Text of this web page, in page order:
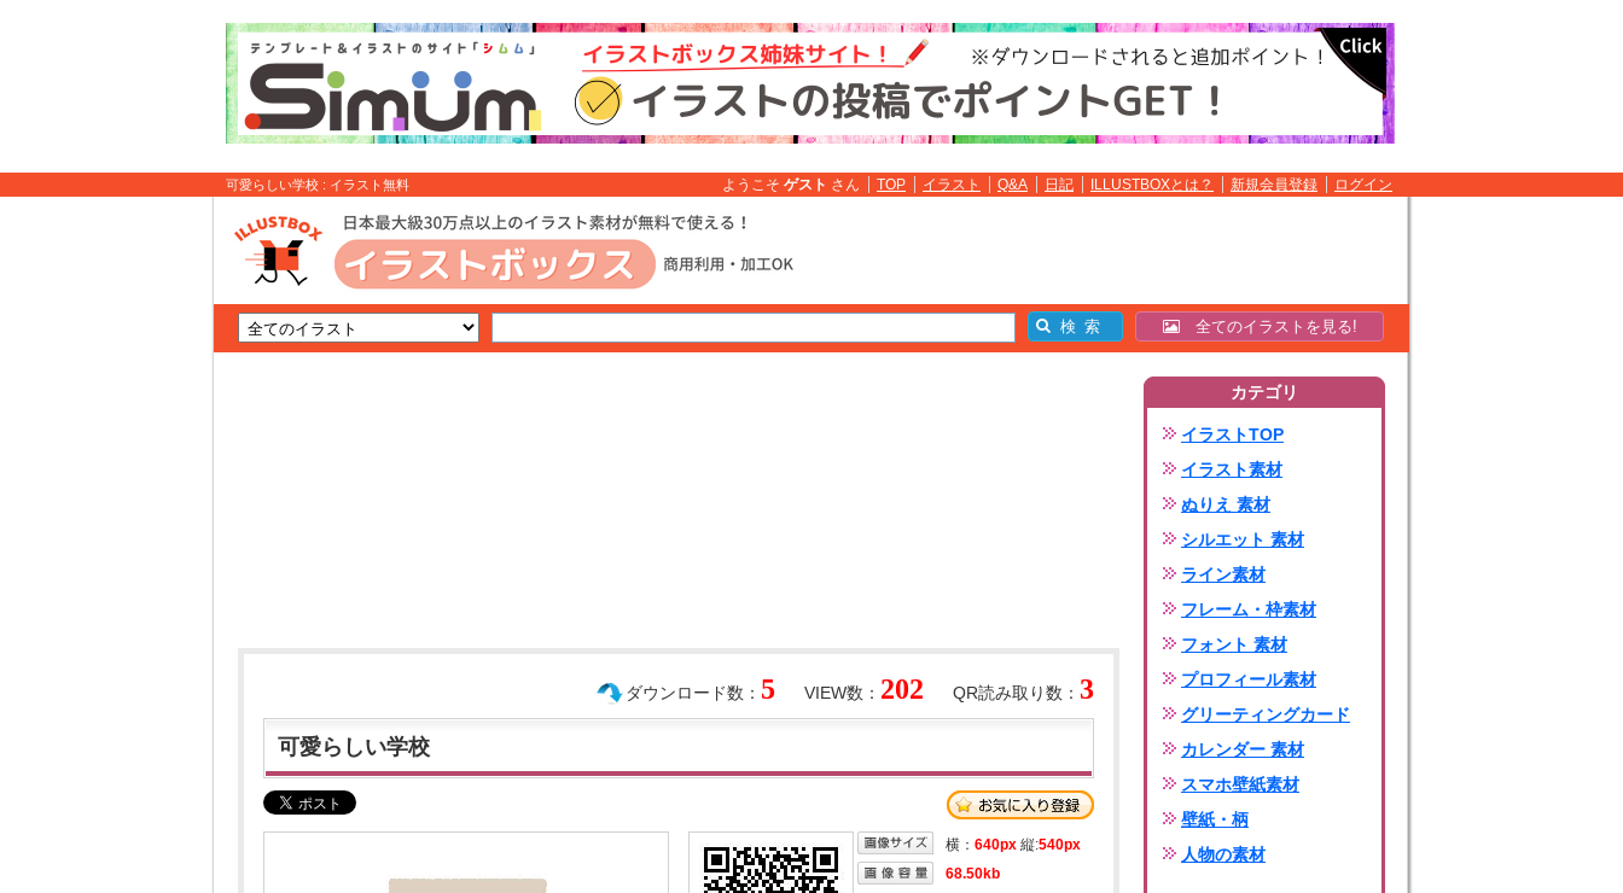
可愛らしい学校 : イラスト無料 ようこそ ゲスト さん TOP イラスト Q&A 日記 ILLUSTBOXとは？ 新規会員登録 ログイン
全てのイラストを見る!
QR読み取り数： 3
VIEW数： 202
ダウンロード数： 5
可愛らしい学校
横： 640px 縦:540px
68.50kb
カテゴリ
イラストTOP
イラスト素材
ぬりえ 素材
シルエット 素材
ライン素材
フレーム・枠素材
フォント 素材
プロフィール素材
グリーティングカード
カレンダー 素材
スマホ壁紙素材
壁紙・柄
人物の素材